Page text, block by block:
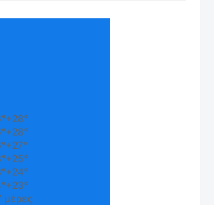
+28°
+28°
+27°
+25°
+24°
+23°
μέρες